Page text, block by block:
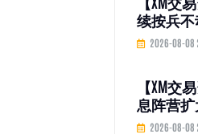
续按兵
2026-08-08
【XM
息阵营
2026-08-08